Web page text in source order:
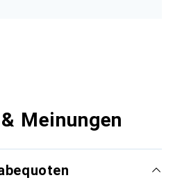
Meinungen